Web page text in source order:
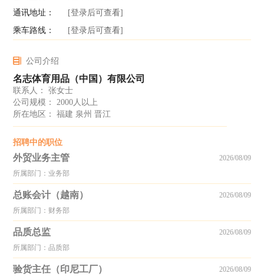
通讯地址：
[登录后可查看]
乘车路线：
[登录后可查看]
公司介绍
名志体育用品（中国）有限公司
联系人： 张女士
公司规模： 2000人以上
所在地区： 福建 泉州 晋江
招聘中的职位
外贸业务主管
所属部门：业务部
2026/08/09
总账会计（越南）
所属部门：财务部
2026/08/09
品质总监
所属部门：品质部
2026/08/09
验货主任（印尼工厂） 2026/08/09